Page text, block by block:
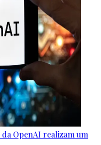
OpenAI realizam um